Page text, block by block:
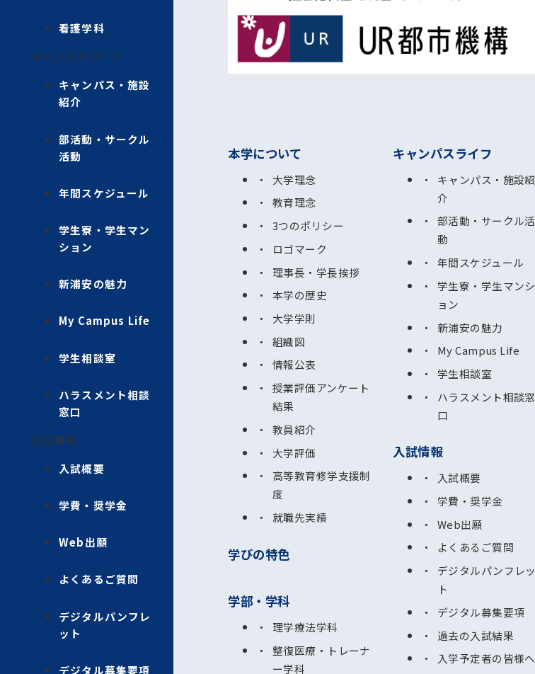
看護学科
キャンパスライフ
キャンパス・施設
紹介
部活動・サークル
活動
年間スケジュール
学生寮・学生マン
ション
新浦安の魅力
My Campus Life
学生相談室
ハラスメント相談
窓口
入試情報
入試概要
学費・奨学金
Web出願
よくあるご質問
デジタルパンフレ
ット
デジタル募集要項
本学について
大学理念
教育理念
3つのポリシー
ロゴマーク
理事長・学長挨拶
本学の歴史
大学学則
組織図
情報公表
授業評価アンケート
結果
教員紹介
大学評価
高等教育修学支援制
度
就職先実績
学びの特色
学部・学科
理学療法学科
整復医療・トレーナ
ー学科
キャンパスライフ
キャンパス・施設紹
介
部活動・サークル活
動
年間スケジュール
学生寮・学生マンシ
ョン
新浦安の魅力
My Campus Life
学生相談室
ハラスメント相談窓
口
入試情報
入試概要
学費・奨学金
Web出願
よくあるご質問
デジタルパンフレッ
ト
デジタル募集要項
過去の入試結果
入学予定者の皆様へ